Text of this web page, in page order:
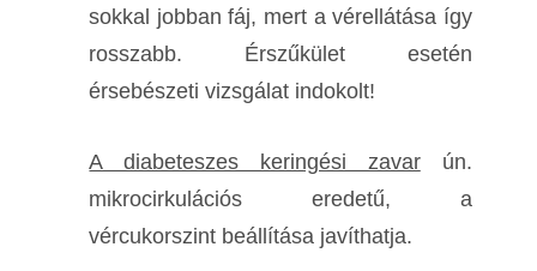
sokkal jobban fáj, mert a vérellátása így
rosszabb.
Érszűkület esetén
érsebészeti vizsgálat indokolt!
A diabeteszes keringési zavarún.
mikrocirkulációs eredetű, a
vércukorszint beállítása javíthatja.